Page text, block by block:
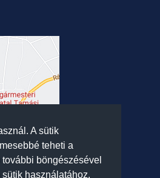
A sütik
teheti a
böngészésével
használatához.